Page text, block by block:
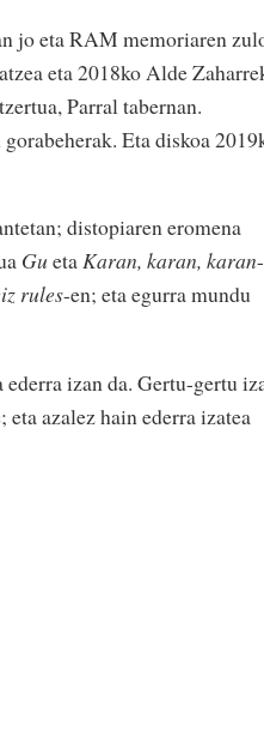
jo eta RAM memoriaren
eta 2018ko Alde
Parral tabernan.
Eta diskoa
distopiaren eromena
Gu etaKaran, karan, karan-
rules-en; eta egurra mundu
izan da. Gertu-gertu
azalez hain ederra izatea